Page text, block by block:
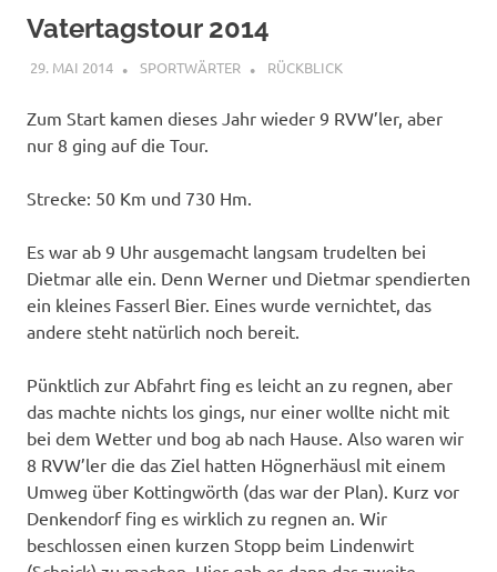
Vatertagstour 2014
29. MAI 2014 SPORTWÄRTER RÜCKBLICK
Zum Start kamen dieses Jahr wieder 9 RVW’ler, aber
nur 8 ging auf die Tour.
Strecke: 50 Km und 730 Hm.
Es war ab 9 Uhr ausgemacht langsam trudelten bei
Dietmar alle ein. Denn Werner und Dietmar spendierten
ein kleines Fasserl Bier. Eines wurde vernichtet, das
andere steht natürlich noch bereit.
Pünktlich zur Abfahrt fing es leicht an zu regnen, aber
das machte nichts los gings, nur einer wollte nicht mit
bei dem Wetter und bog ab nach Hause. Also waren wir
8 RVW’ler die das Ziel hatten Högnerhäusl mit einem
Umweg über Kottingwörth (das war der Plan). Kurz vor
Denkendorf fing es wirklich zu regnen an. Wir
beschlossen einen kurzen Stopp beim Lindenwirt